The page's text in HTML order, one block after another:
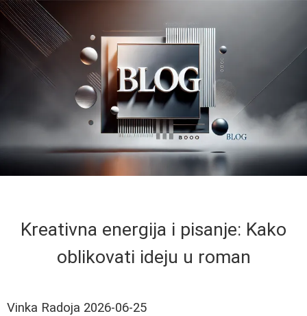
Kreativna energija i pisanje: Kako
oblikovati ideju u roman
Vinka Radoja 2026-06-25